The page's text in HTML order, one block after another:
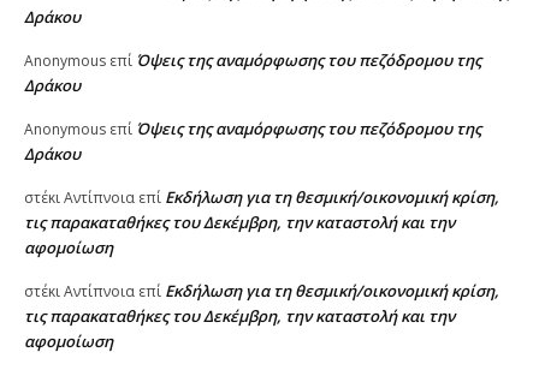
Δράκου
Anonymous επί Όψεις της αναμόρφωσης του πεζόδρομου της
Δράκου
Anonymous επί Όψεις της αναμόρφωσης του πεζόδρομου της
Δράκου
στέκι Αντίπνοια επί Εκδήλωση για τη θεσμική/οικονομική κρίση,
τις παρακαταθήκες του Δεκέμβρη, την καταστολή και την
αφομοίωση
στέκι Αντίπνοια επί Εκδήλωση για τη θεσμική/οικονομική κρίση,
τις παρακαταθήκες του Δεκέμβρη, την καταστολή και την
αφομοίωση